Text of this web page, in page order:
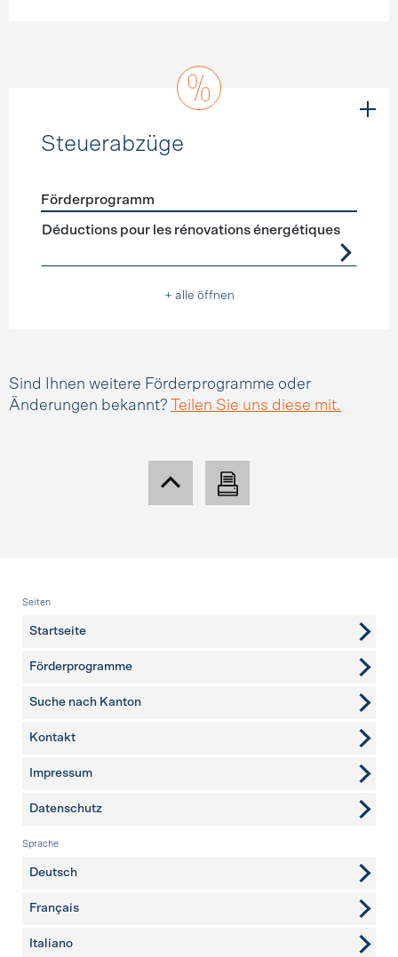
Steuerabzüge
Förderprogramme Steuerabzüge
Förderprogramm
Déductions pour les rénovations énergétiques
+ alle öffnen
Sind Ihnen weitere Förderprogramme oder
Änderungen bekannt?
Teilen Sie uns diese mit.
Fusszeile
Seiten
Startseite
Förderprogramme
Suche nach Kanton
weitere Seiten
Kontakt
Impressum
Datenschutz
Sprache
Deutsch
Français
Italiano